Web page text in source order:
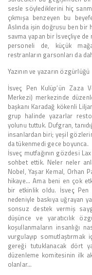
sesle söylediklerini hiç
çıkmışa benzeyen bu
Aslında işin doğrusu ben bir
savma yapan bir İsveçliye de
personeli de, küçük
restranların garsonları da
Yazının ve yazarın özgürlüğü
İsveç Pen Kulüp’ün Zaza
Merkezi) merkezinde
başkanı Karadağ kökenli
grup halinde yazarlar
yolunu tuttuk. Dufgran,
insanlardan biri; yeşil
da tükenmedi gece boyunca.
İsveç mutfağının gözdesi
sohbet ettik. Neler neler
Nobel, Yaşar Kemal, Orhan
hikaye… Ama beni en çok
bir etkinlik oldu. İsveç Pen
nedeniyle baskıya uğrayan
sonsuz destek vermiş
düşünce ve yaratıcılık
koşullanmaların insanlığı
vurgulayıp
gereği tutuklanacak dört
düzenleme komitesinin ilk
olanlar…